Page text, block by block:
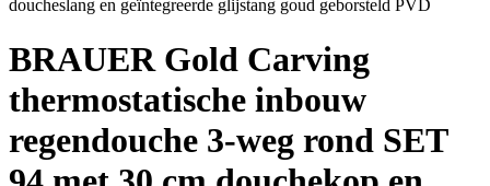
doucheslang en geïntegreerde glijstang goud geborsteld PVD
BRAUER Gold Carving
thermostatische inbouw
regendouche 3-weg rond SET